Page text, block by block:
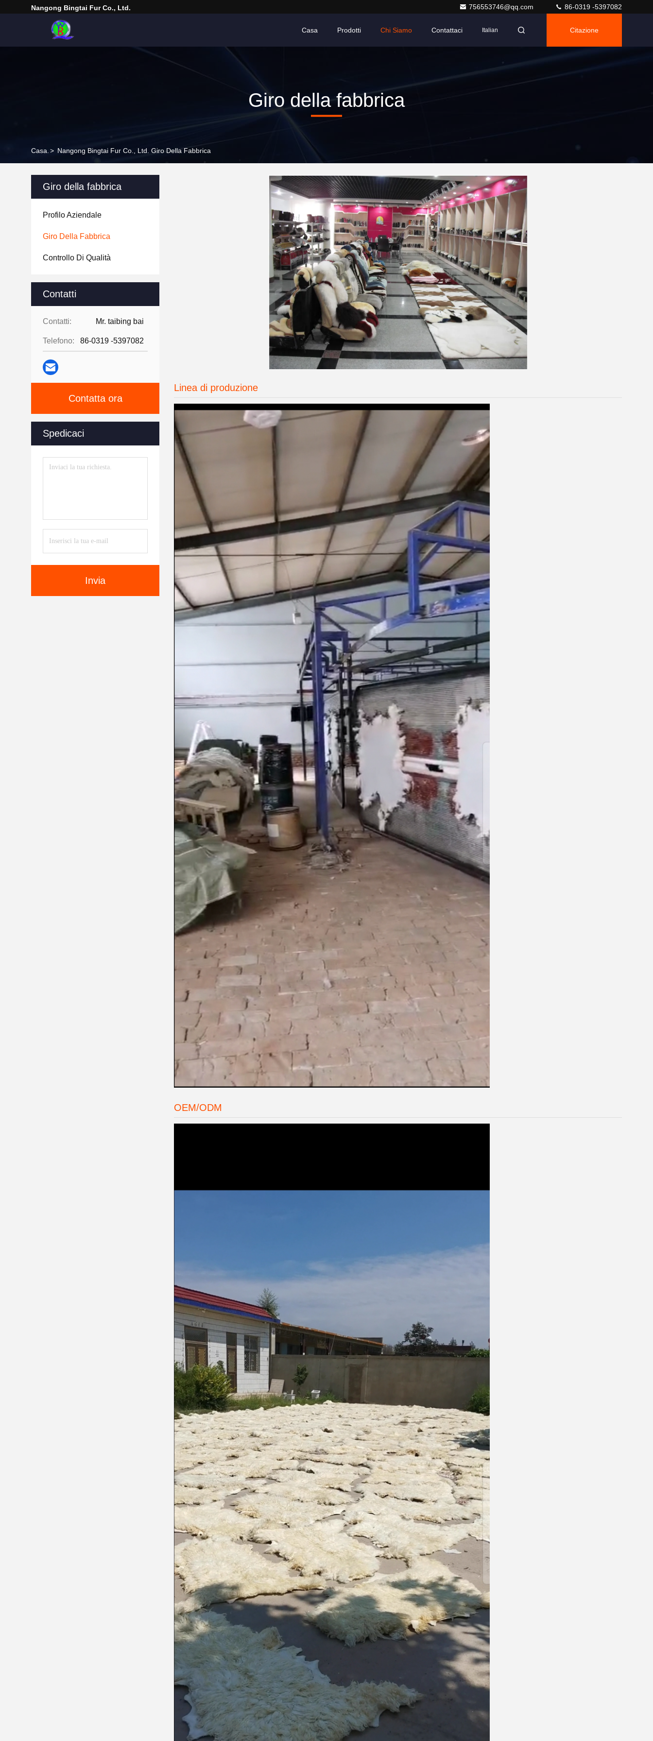
Lasciate un messaggio
Ti richiameremo presto!
Nangong Bingtai Fur Co., Ltd. 756553746@qq.com 86-0319 -5397082
Casa Prodotti Chi Siamo Contattaci Italian Citazione
Giro della fabbrica
Casa. > Nangong Bingtai Fur Co., Ltd. Giro Della Fabbrica
Giro della fabbrica
Profilo Aziendale
Giro Della Fabbrica
Controllo Di Qualità
Contatti
Contatti: Mr. taibing bai
Telefono: 86-0319 -5397082
Contatta ora
Spedicaci
Invia
Linea di produzione
OEM/ODM